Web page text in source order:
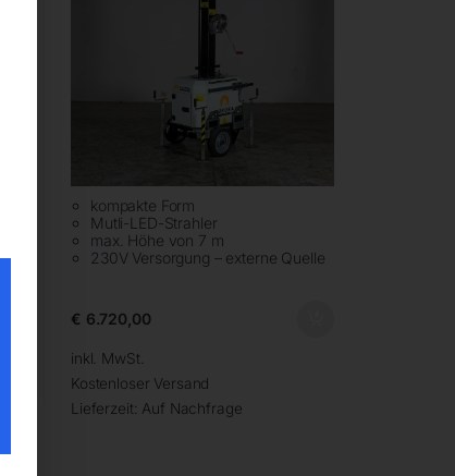
kompakte Form
Mutli-LED-Strahler
max. Höhe von 7 m
230V Versorgung – externe Quelle
€ 6.720,00
inkl. MwSt.
Kostenloser Versand
Lieferzeit: Auf Nachfrage